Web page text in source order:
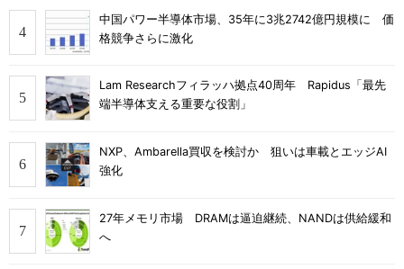
中国パワー半導体市場、35年に3兆2742億円規模に 価
格競争さらに激化
Lam Researchフィラッハ拠点40周年 Rapidus「最先
端半導体支える重要な役割」
NXP、Ambarella買収を検討か 狙いは車載とエッジAI
強化
27年メモリ市場 DRAMは逼迫継続、NANDは供給緩和
へ